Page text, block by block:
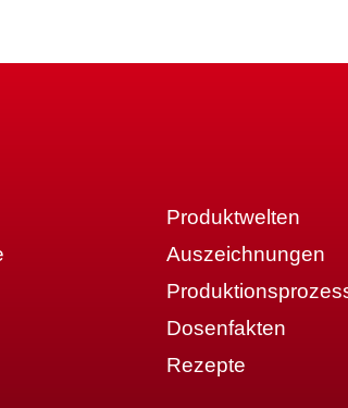
Produktwelten
Auszeichnungen
Dosenfakten
Rezepte